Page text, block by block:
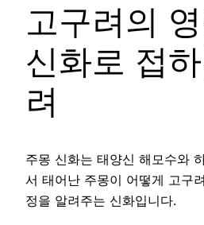
고구려의
신화로 접
려
주몽 신화는 태양신 해모수와
서 태어난 주몽이 어떻게 고구
정을 알려주는 신화입니다.